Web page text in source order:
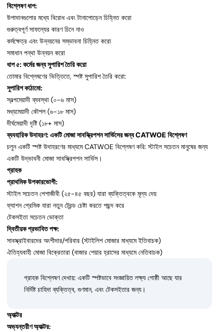
বিশ্লেষণ ধাপ:
উপাদানগুলোর মধ্যে বিরোধ এবং টানাপোড়েন চিহ্নিত করো
গুরুত্বপূর্ণ সাফল্যের কারণ চিনে নাও
কর্মক্ষেত্র এবং উন্নয়নের সম্ভাবনা চিহ্নিত করো
সমাধান পন্থা উন্নয়ন করো
ধাপ ৫: কর্মের জন্য সুপারিশ তৈরি করো
তোমার বিশ্লেষণের ভিত্তিতে, স্পষ্ট সুপারিশ তৈরি করো:
সুপারিশ কাঠামো:
স্বল্পমেয়াদী ব্যবস্থা (০-৬ মাস)
মধ্যমেয়াদী কৌশল (৬-১৮ মাস)
দীর্ঘমেয়াদী দৃষ্টি (১৮+ মাস)
ব্যবহারিক উদাহরণ: একটি মোজা সাবস্ক্রিপশন সার্ভিসের জন্য CATWOE বিশ্লেষণ
চলুন একটি স্পষ্ট উদাহরণের মাধ্যমে CATWOE বিশ্লেষণ করি: স্টাইল সচেতন মানুষের জন্য
একটি উদ্ভাবনী মোজা সাবস্ক্রিপশন সার্ভিস।
গ্রাহক
প্রাথমিক উপকারভোগী:
স্টাইল সচেতন পেশাজীবী (২৫-৪৫ বছর) যারা ব্যক্তিত্বকে মূল্য দেয়
ফ্যাশন প্রেমিক যারা নতুন ট্রেন্ড চেষ্টা করতে পছন্দ করে
টেকসইতা সচেতন ভোক্তা
দ্বিতীয়ক প্রভাবিত পক্ষ:
সাবস্ক্রাইবারদের অংশীদার/পরিবার (স্টাইলিশ মোজার মাধ্যমে ইতিবাচক)
ঐতিহ্যবাহী মোজা বিক্রেতারা (বাজার শেয়ার হ্রাসের মাধ্যমে নেতিবাচক)
গ্রাহক বিশ্লেষণ দেখায়: একটি স্পষ্টভাবে সংজ্ঞায়িত লক্ষ্য গোষ্ঠী আছে যার
নির্দিষ্ট চাহিদা ব্যক্তিত্ব, গুণমান, এবং টেকসইতার জন্য।
অ্যাক্টর
অভ্যন্তরীণ অ্যাক্টর: